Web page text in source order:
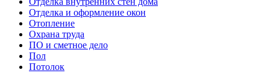
Отделка и оформление окон
Отопление
Охрана труда
ПО и сметное дело
Пол
Потолок